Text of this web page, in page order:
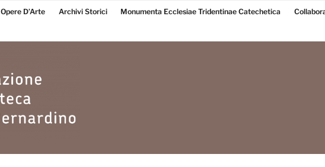
Opere D’Arte Archivi Storici Monumenta Ecclesiae Tridentinae Catechetica